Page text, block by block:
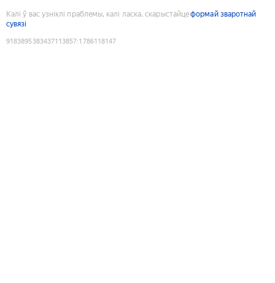
Калі ў вас узніклі праблемы, калі ласка, скарыстайцеформай зваротнай
сувязі
9183895383437113857:1786118147